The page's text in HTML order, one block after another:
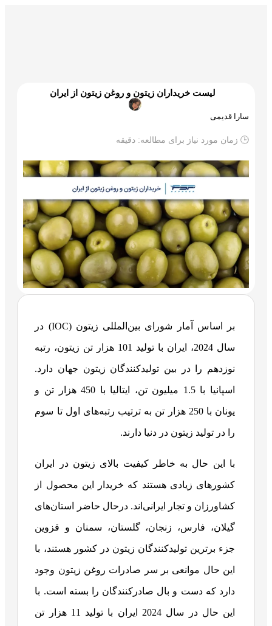
لیست خریداران زیتون و روغن زیتون از ایران
سارا قدیمی
🕒 زمان مورد نیاز برای مطالعه: دقیقه
بر اساس آمار شورای بین‌المللی زیتون (IOC) در
سال 2024، ایران با تولید 101 هزار تن زیتون، رتبه
نوزدهم را در بین تولیدکنندگان زیتون جهان دارد.
اسپانیا با 1.5 میلیون تن، ایتالیا با 450 هزار تن و
یونان با 250 هزار تن به ترتیب رتبه‌های اول تا سوم
را در تولید زیتون در دنیا دارند.
با این حال به خاطر کیفیت بالای زیتون در ایران
کشورهای زیادی هستند که خریدار این محصول از
کشاورزان و تجار ایرانی‌اند. درحال حاضر استان‌های
گیلان، فارس، زنجان، گلستان، سمنان و قزوین
جزء برترین تولیدکنندگان زیتون در کشور هستند، با
این حال موانعی بر سر صادرات روغن زیتون وجود
دارد که دست و بال صادرکنندگان را بسته است. با
این حال در سال 2024 ایران با تولید 11 هزار تن